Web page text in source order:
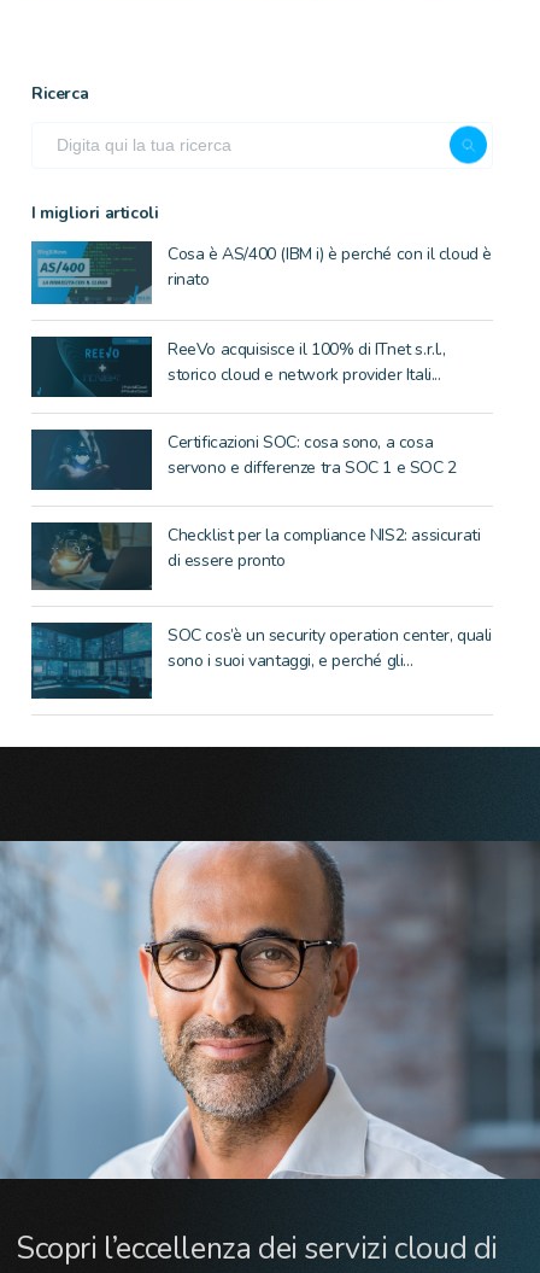
Ricerca
I migliori articoli
Cosa è AS/400 (IBM i) è perché con il cloud è
rinato
ReeVo acquisisce il 100% di ITnet s.r.l.,
storico cloud e network provider Itali...
Certificazioni SOC: cosa sono, a cosa
servono e differenze tra SOC 1 e SOC 2
Checklist per la compliance NIS2: assicurati
di essere pronto
SOC cos’è un security operation center, quali
sono i suoi vantaggi, e perché gli...
Scopri l’eccellenza dei servizi cloud di